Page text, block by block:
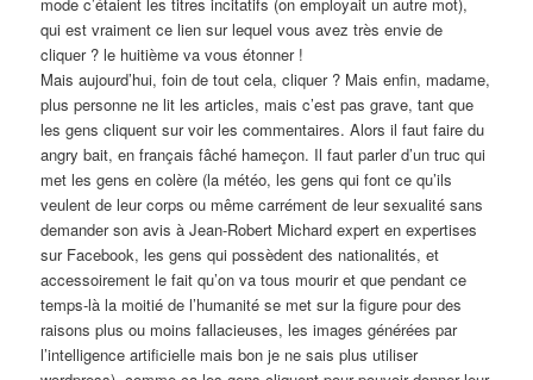
mode c’étaient les titres incitatifs (on employait un autre mot),
qui est vraiment ce lien sur lequel vous avez très envie de
cliquer ? le huitième va vous étonner !
Mais aujourd’hui, foin de tout cela, cliquer ? Mais enfin, madame,
plus personne ne lit les articles, mais c’est pas grave, tant que
les gens cliquent sur voir les commentaires. Alors il faut faire du
angry bait, en français fâché hameçon. Il faut parler d’un truc qui
met les gens en colère (la météo, les gens qui font ce qu’ils
veulent de leur corps ou même carrément de leur sexualité sans
demander son avis à Jean-Robert Michard expert en expertises
sur Facebook, les gens qui possèdent des nationalités, et
accessoirement le fait qu’on va tous mourir et que pendant ce
temps-là la moitié de l’humanité se met sur la figure pour des
raisons plus ou moins fallacieuses, les images générées par
l’intelligence artificielle mais bon je ne sais plus utiliser